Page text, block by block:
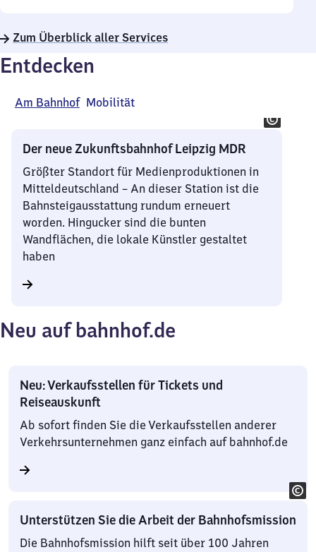
Zum Überblick aller Services
Entdecken
Am Bahnhof Mobilität
Der neue Zukunftsbahnhof Leipzig MDR
Größter Standort für Medienproduktionen in
Mitteldeutschland – An dieser Station ist die
Bahnsteigausstattung rundum erneuert
worden. Hingucker sind die bunten
Wandflächen, die lokale Künstler gestaltet
haben
Neu auf bahnhof.de
Neu: Verkaufsstellen für Tickets und
Reiseauskunft
Ab sofort finden Sie die Verkaufsstellen anderer
Verkehrsunternehmen ganz einfach auf bahnhof.de
Unterstützen Sie die Arbeit der Bahnhofsmission
Die Bahnhofsmission hilft seit über 100 Jahren